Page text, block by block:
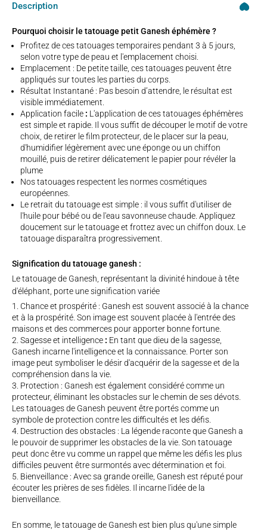
Description
Pourquoi choisir le tatouage petit Ganesh éphémère ?
Profitez de ces tatouages temporaires pendant 3 à 5 jours,
selon votre type de peau et l'emplacement choisi.
Emplacement : De petite taille, ces tatouages peuvent être
appliqués sur toutes les parties du corps.
Résultat Instantané : Pas besoin d’attendre, le résultat est
visible immédiatement.
Application facile : L'application de ces tatouages éphémères
est simple et rapide. Il vous suffit de découper le motif de votre
choix, de retirer le film protecteur, de le placer sur la peau,
d'humidifier légèrement avec une éponge ou un chiffon
mouillé, puis de retirer délicatement le papier pour révéler la
plume
Nos tatouages respectent les normes cosmétiques
européennes.
Le retrait du tatouage est simple : il vous suffit d'utiliser de
l'huile pour bébé ou de l'eau savonneuse chaude. Appliquez
doucement sur le tatouage et frottez avec un chiffon doux. Le
tatouage disparaîtra progressivement.
Signification du tatouage ganesh :
Le tatouage de Ganesh, représentant la divinité hindoue à tête
d'éléphant, porte une signification variée
Chance et prospérité : Ganesh est souvent associé à la chance
et à la prospérité. Son image est souvent placée à l'entrée des
maisons et des commerces pour apporter bonne fortune.
Sagesse et intelligence : En tant que dieu de la sagesse,
Ganesh incarne l'intelligence et la connaissance. Porter son
image peut symboliser le désir d'acquérir de la sagesse et de la
compréhension dans la vie.
Protection : Ganesh est également considéré comme un
protecteur, éliminant les obstacles sur le chemin de ses dévots.
Les tatouages de Ganesh peuvent être portés comme un
symbole de protection contre les difficultés et les défis.
Destruction des obstacles : La légende raconte que Ganesh a
le pouvoir de supprimer les obstacles de la vie. Son tatouage
peut donc être vu comme un rappel que même les défis les plus
difficiles peuvent être surmontés avec détermination et foi.
Bienveillance : Avec sa grande oreille, Ganesh est réputé pour
écouter les prières de ses fidèles. Il incarne l'idée de la
bienveillance.
En somme, le tatouage de Ganesh est bien plus qu'une simple